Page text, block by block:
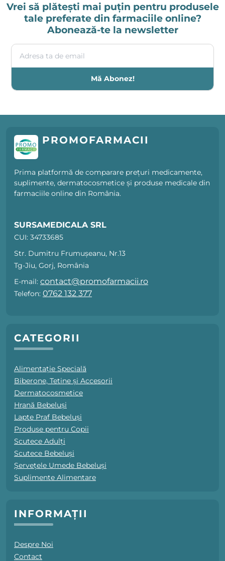
Vrei să plătești mai puțin pentru produsele
tale preferate din farmaciile online?
Abonează-te la newsletter
Adresa ta de email
Mă Abonez!
PROMOFARMACII
Prima platformă de comparare prețuri medicamente,
suplimente, dermatocosmetice și produse medicale din
farmaciile online din România.
SURSAMEDICALA SRL
CUI: 34733685
Str. Dumitru Frumușeanu, Nr.13
Tg-Jiu, Gorj, România
E-mail: contact@promofarmacii.ro
Telefon: 0762 132 377
CATEGORII
Alimentație Specială
Biberone, Tetine și Accesorii
Dermatocosmetice
Hrană Bebeluși
Lapte Praf Bebeluși
Produse pentru Copii
Scutece Adulți
Scutece Bebeluși
Șervețele Umede Bebeluși
Suplimente Alimentare
INFORMAȚII
Despre Noi
Contact